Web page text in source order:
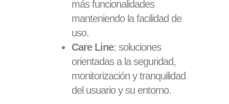
más funcionalidades
manteniendo la facilidad de
uso.
Care Line: soluciones
orientadas a la seguridad,
monitorización y tranquilidad
del usuario y su entorno.